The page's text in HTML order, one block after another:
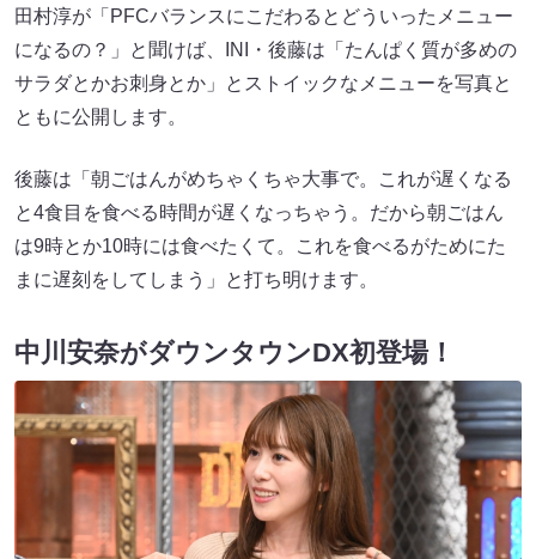
田村淳が「PFCバランスにこだわるとどういったメニュー
になるの？」と聞けば、INI・後藤は「たんぱく質が多めの
サラダとかお刺身とか」とストイックなメニューを写真と
ともに公開します。
後藤は「朝ごはんがめちゃくちゃ大事で。これが遅くなる
と4食目を食べる時間が遅くなっちゃう。だから朝ごはん
は9時とか10時には食べたくて。これを食べるがためにた
まに遅刻をしてしまう」と打ち明けます。
中川安奈がダウンタウンDX初登場！